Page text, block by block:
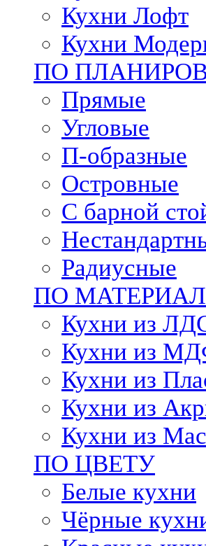
Кухни Лофт
Кухни
ПО
Прямые
Угловые
П-образные
Островные
С барной
Радиусные
ПО
Кухни из
Кухни из
Кухни из
Кухни из
Кухни из
ПО ЦВЕТУ
Белые кухни
Чёрные